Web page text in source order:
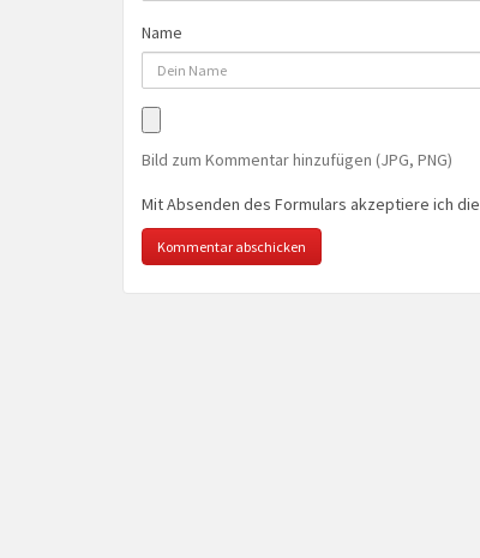
Name
Bild zum Kommentar hinzufügen (JPG, PNG)
Mit Absenden des Formulars akzeptiere ich die